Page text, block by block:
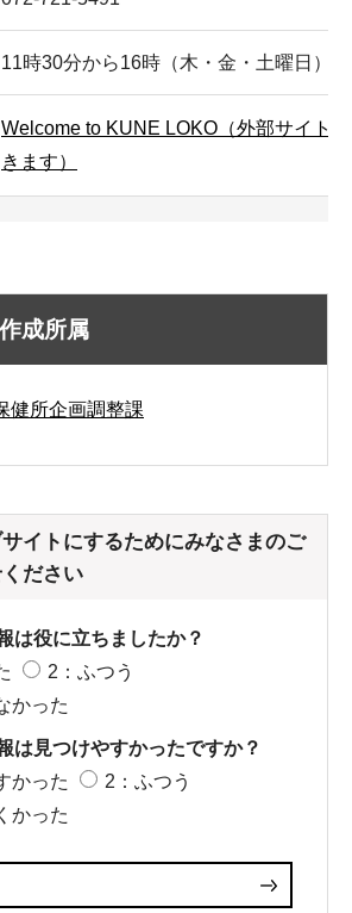
11時30分から16時（木・金・土曜日）
Welcome to KUNE LOKO（外部サイト
きます）
成所属
健所企画調整課
イトにするためにみなさまのご
ださい
は役に立ちましたか？
2：ふつう
かった
は見つけやすかったですか？
かった
2：ふつう
かった